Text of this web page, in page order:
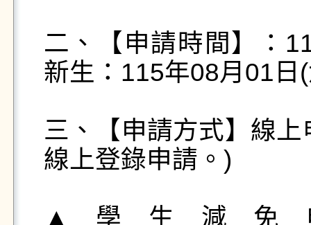
二、【申請時間】：
新生：115年08月01日
三、【申請方式】線
線上登錄申請。)
▲學生減免